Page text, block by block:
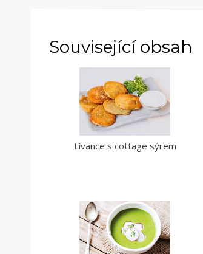
Související obsah
Lívance s cottage sýrem